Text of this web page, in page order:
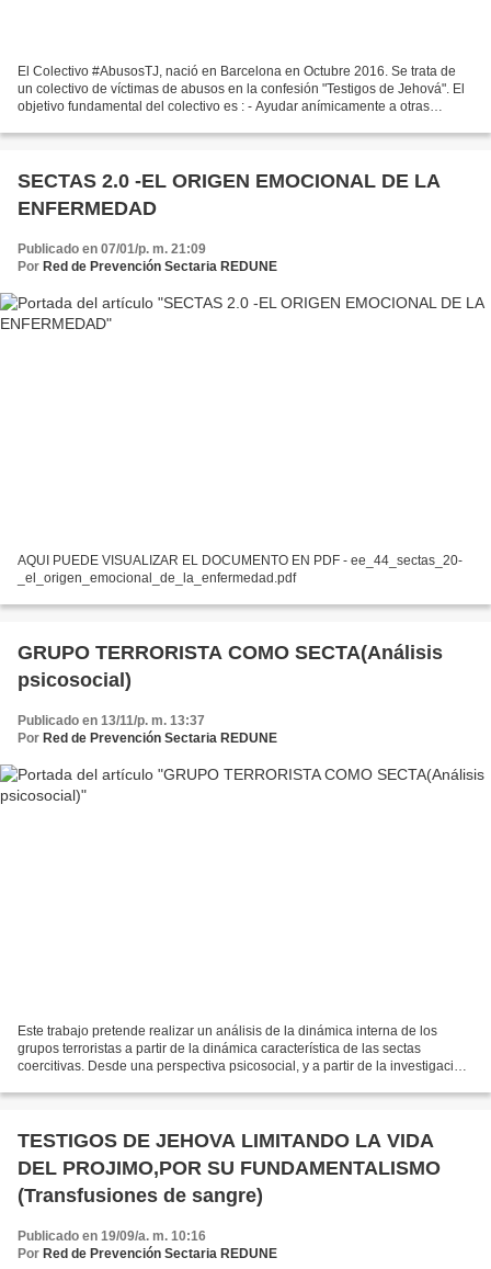
El Colectivo #AbusosTJ, nació en Barcelona en Octubre 2016. Se trata de
un colectivo de víctimas de abusos en la confesión "Testigos de Jehová". El
objetivo fundamental del colectivo es : - Ayudar anímicamente a otras
SECTAS 2.0 -EL ORIGEN EMOCIONAL DE LA
ENFERMEDAD
Publicado en 07/01/p. m. 21:09
Por Red de Prevención Sectaria REDUNE
AQUI PUEDE VISUALIZAR EL DOCUMENTO EN PDF - ee_44_sectas_20-
_el_origen_emocional_de_la_enfermedad.pdf
GRUPO TERRORISTA COMO SECTA(Análisis
psicosocial)
Publicado en 13/11/p. m. 13:37
Por Red de Prevención Sectaria REDUNE
Este trabajo pretende realizar un análisis de la dinámica interna de los
grupos terroristas a partir de la dinámica característica de las sectas
coercitivas. Desde una perspectiva psicosocial, y a partir de la investigación
TESTIGOS DE JEHOVA LIMITANDO LA VIDA
DEL PROJIMO,POR SU FUNDAMENTALISMO
(Transfusiones de sangre)
Publicado en 19/09/a. m. 10:16
Por Red de Prevención Sectaria REDUNE